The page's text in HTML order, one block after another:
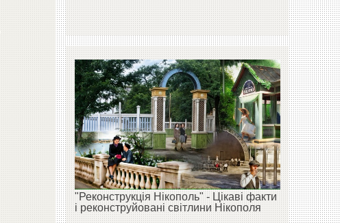
"Реконструкція Нікополь" - Цікаві факти
і реконструйовані світлини Нікополя